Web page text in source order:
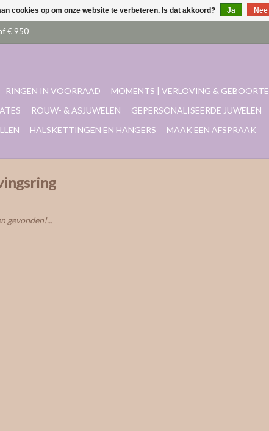
RINGEN IN VOORRAAD MOMENTS | VERLOVING & GEBOORTE
ROUW- & ASJUWELEN GEPERSONALISEERDE JUWELEN
HALSKETTINGEN EN HANGERS MAAK EEN AFSPRAAK
gevonden!...
cookies op om onze website te verbeteren. Is dat akkoord? Ja Nee